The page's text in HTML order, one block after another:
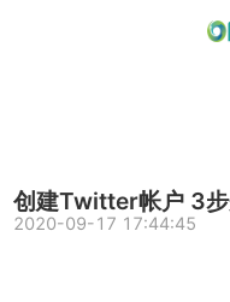
创建Twitter帐户 3
2020-09-17 17:44:45